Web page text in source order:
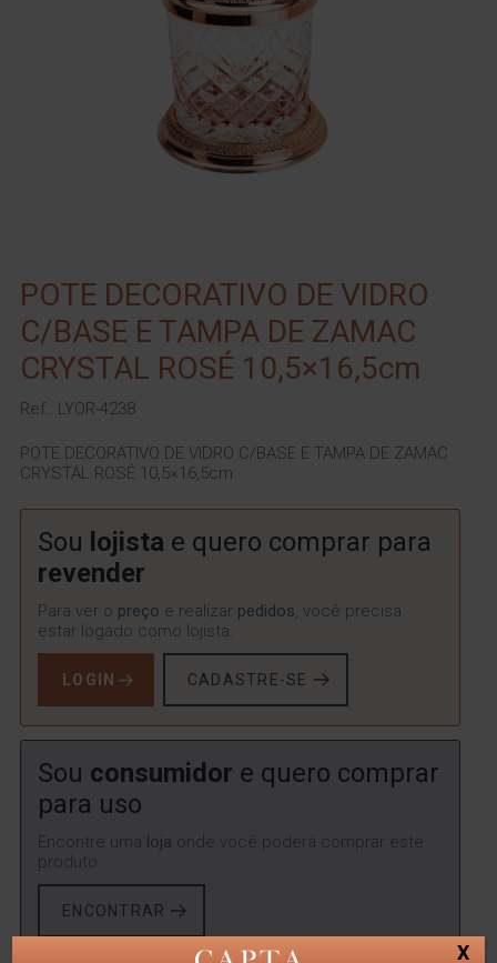
POTE DECORATIVO DE VIDRO
C/BASE E TAMPA DE ZAMAC
CRYSTAL ROSÉ 10,5×16,5cm
Ref.: LYOR-4238
POTE DECORATIVO DE VIDRO C/BASE E TAMPA DE ZAMAC
CRYSTAL ROSÉ 10,5×16,5cm
Sou lojista e quero comprar para
revender
Para ver o preço e realizar pedidos, você precisa
estar logado como lojista.
LOGIN CADASTRE-SE
Sou consumidor e quero comprar
para uso
Encontre uma loja onde você poderá comprar este
produto.
ENCONTRAR
X